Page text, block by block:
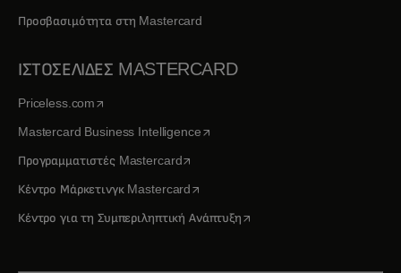
Προσβασιμότητα στη Mastercard
ΙΣΤΟΣΕΛΙΔΕΣ MASTERCARD
Priceless.comopens in a new tab
Mastercard Business Intelligenceopens in a new tab
Προγραμματιστές Mastercardopens in a new tab
Κέντρο Μάρκετινγκ Mastercardopens in a new tab
Κέντρο για τη Συμπεριληπτική Ανάπτυξηopens in a new tab